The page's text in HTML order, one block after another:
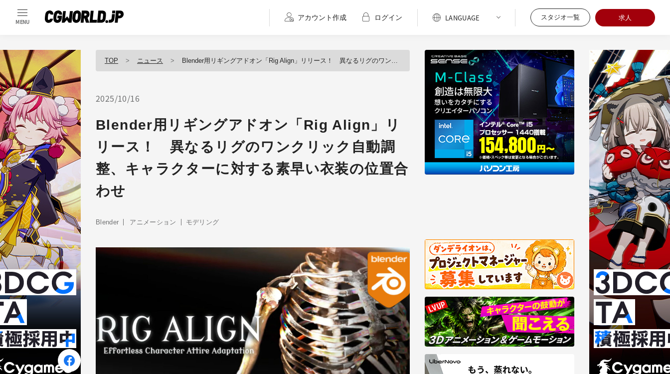
MENU
アカウント作成 ログイン スタジオ一覧 求人
TOP ニュース Blender用リギングアドオン「Rig Align」リリース！ 異なるリグのワンクリック自動調整、キャラクターに対する素早い衣装の位置合わせ
2025/10/16
Blender用リギングアドオン「Rig Align」リ
リース！ 異なるリグのワンクリック自動調
整、キャラクターに対する素早い衣装の位置合
わせ
Blender アニメーション モデリング